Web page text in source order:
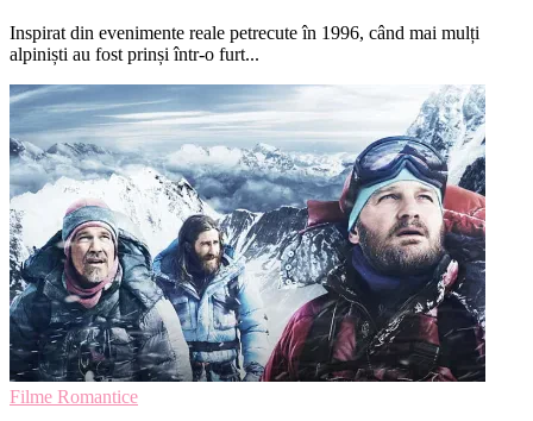
Inspirat din evenimente reale petrecute în 1996, când mai mulți
alpiniști au fost prinși într-o furt...
Filme Romantice